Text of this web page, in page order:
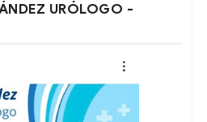
URÓLOGO -